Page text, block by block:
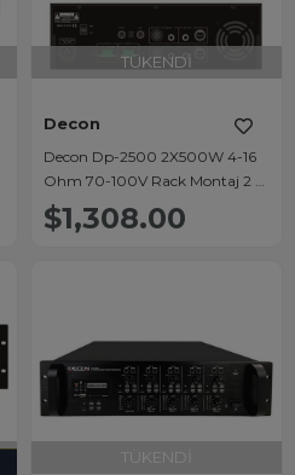
TÜKENDI
Decon
Decon Dp-2500 2X500W 4-16
Ohm 70-100V Rack Montaj 2 U
Hat Trafolu Power Amfi
$1,308.00
TÜKENDI